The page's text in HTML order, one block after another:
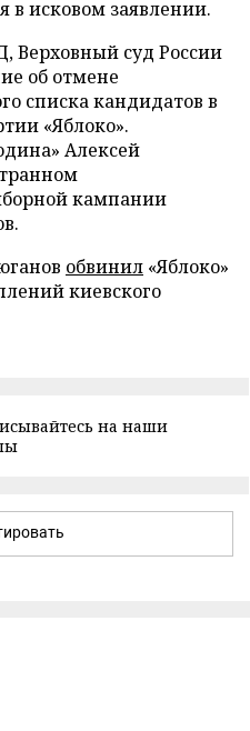
в исковом заявлении.
Верховный суд России
об отмене
списка кандидатов в
«Яблоко».
Алексей
кампании
обвинил «Яблоко»
киевского
на наши